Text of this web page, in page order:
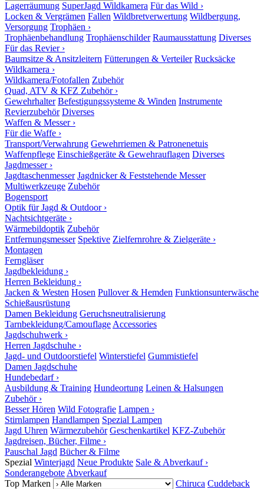
Lagerräumung SuperJagd Wildkamera Für das Wild ›
Locken & Vergrämen Fallen Wildbretverwertung Wildbergung,
Versorgung Trophäen ›
Trophäenbehandlung Trophäenschilder Raumausstattung Diverses
Für das Revier ›
Baumsitze & Ansitzleitern Fütterungen & Verteiler Rucksäcke
Wildkamera ›
Wildkamera/Fotofallen Zubehör
Quad, ATV & KFZ Zubehör ›
Gewehrhalter Befestigungssysteme & Winden Instrumente
Revierzubehör Diverses
Waffen & Messer ›
Für die Waffe ›
Transport/Verwahrung Gewehrriemen & Patronenetuis
Waffenpflege Einschießgeräte & Gewehrauflagen Diverses
Jagdmesser ›
Jagdtaschenmesser Jagdnicker & Feststehende Messer
Multiwerkzeuge Zubehör
Bogensport
Optik für Jagd & Outdoor ›
Nachtsichtgeräte ›
Wärmebildoptik Zubehör
Entfernungsmesser Spektive Zielfernrohre & Zielgeräte ›
Montagen
Ferngläser
Jagdbekleidung ›
Herren Bekleidung ›
Jacken & Westen Hosen Pullover & Hemden Funktionsunterwäsche
Schießausrüstung
Damen Bekleidung Geruchsneutralisierung
Tarnbekleidung/Camouflage Accessories
Jagdschuhwerk ›
Herren Jagdschuhe ›
Jagd- und Outdoorstiefel Winterstiefel Gummistiefel
Damen Jagdschuhe
Hundebedarf ›
Ausbildung & Training Hundeortung Leinen & Halsungen
Zubehör ›
Besser Hören Wild Fotografie Lampen ›
Stirnlampen Handlampen Spezial Lampen
Jagd Uhren Wärmezubehör Geschenkartikel KFZ-Zubehör
Jagdreisen, Bücher, Filme ›
Pauschal Jagd Bücher & Filme
Spezial Winterjagd Neue Produkte Sale & Abverkauf ›
Sonderangebote Abverkauf
Top Marken
Chiruca Cuddeback